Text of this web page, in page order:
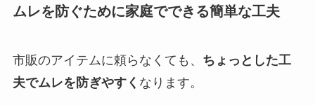
ムレを防ぐために家庭でできる簡単な工夫
市販のアイテムに頼らなくても、 ちょっとした工
夫でムレを防ぎやすく なります。